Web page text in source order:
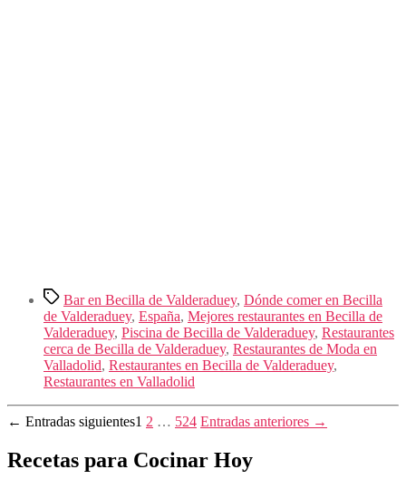
Etiquetas
Bar en Becilla de Valderaduey, Dónde comer en Becilla
de Valderaduey, España, Mejores restaurantes en Becilla de
Valderaduey, Piscina de Becilla de Valderaduey, Restaurantes
cerca de Becilla de Valderaduey, Restaurantes de Moda en
Valladolid, Restaurantes en Becilla de Valderaduey,
Restaurantes en Valladolid
Paginación
de
entradas
← Entradas siguientes1 2 … 524 Entradas anteriores →
Recetas para Cocinar Hoy